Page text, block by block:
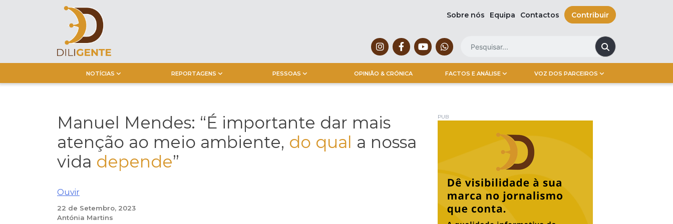
Sobre nós Equipa Contactos Contribuir
NOTÍCIAS REPORTAGENS PESSOAS OPINIÃO & CRÓNICA FACTOS E ANÁLISE VOZ DOS PARCEIROS
Manuel Mendes: “É importante dar mais
atenção ao meio ambiente, do qual a nossa
vida depende”
Ouvir
22 de Setembro, 2023
Antónia Martins
PUB